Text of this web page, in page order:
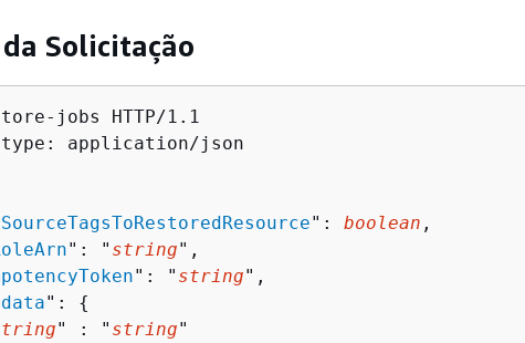
Solicitação
jobs HTTP/1.1
type: application/json
": boolean ,
": " string",
": " string",
": {
" : " string"